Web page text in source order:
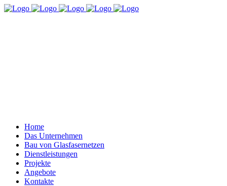
Home
Das Unternehmen
Bau von Glasfasernetzen
Dienstleistungen
Projekte
Angebote
Kontakte